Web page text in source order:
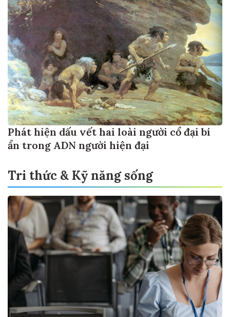
Phát hiện dấu vết hai loài người cổ đại bí
ẩn trong ADN người hiện đại
Tri thức & Kỹ năng sống